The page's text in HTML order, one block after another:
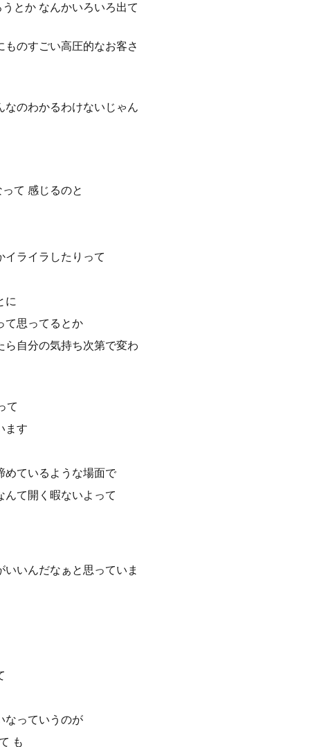
とか なんかいろいろ出て
のすごい高圧的なお客さ
なのわかるわけないじゃん
て 感じるのと
イライラしたりって
に
て思ってるとか
ら自分の気持ち次第で変わ
て
ます
めているような場面で
て開く暇ないよって
いんだなぁと思っていま
なっていうのが
も